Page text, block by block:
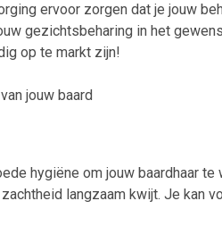
ervoor zorgen dat je jouw
gezichtsbeharing in het
op te markt zijn!
jouw baard
hygiëne om jouw baardhaar
zachtheid langzaam kwijt. Je